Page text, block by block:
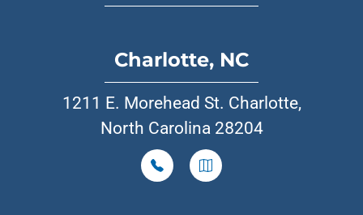
Charlotte, NC
1211 E. Morehead St. Charlotte,
North Carolina 28204